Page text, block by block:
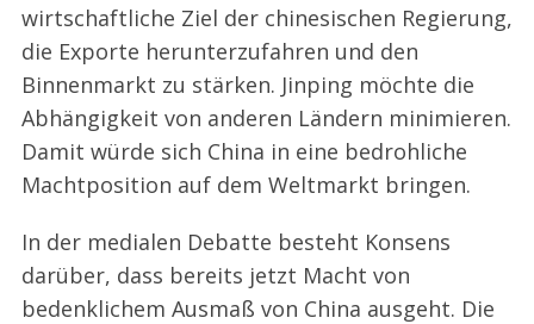
wirtschaftliche Ziel der chinesischen Regierung,
die Exporte herunterzufahren und den
Binnenmarkt zu stärken. Jinping möchte die
Abhängigkeit von anderen Ländern minimieren.
Damit würde sich China in eine bedrohliche
Machtposition auf dem Weltmarkt bringen.
In der medialen Debatte besteht Konsens
darüber, dass bereits jetzt Macht von
bedenklichem Ausmaß von China ausgeht. Die